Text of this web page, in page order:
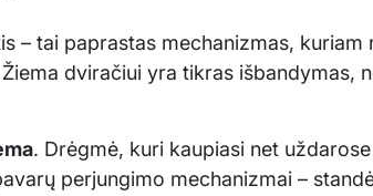
– tai paprastas mechanizmas, kuriam
dviračiui yra tikras išbandymas,
. Drėgmė, kuri kaupiasi net
perjungimo mechanizmai –